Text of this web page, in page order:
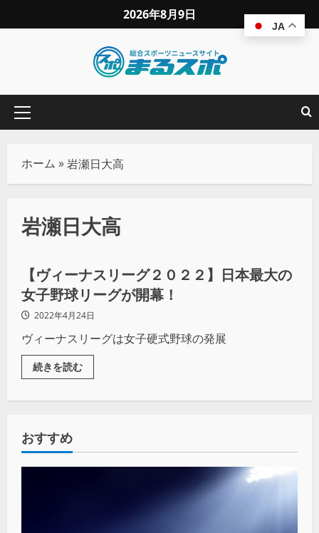
2026年8月9日
ホーム »岩瀬日大高
岩瀬日大高
野球
【ヴィーナスリーグ２０２２】日本最大の
女子野球リーグが開幕！
2022年4月24日
ヴィーナスリーグは女子硬式野球の発展
続きを読む
おすすめ
JA